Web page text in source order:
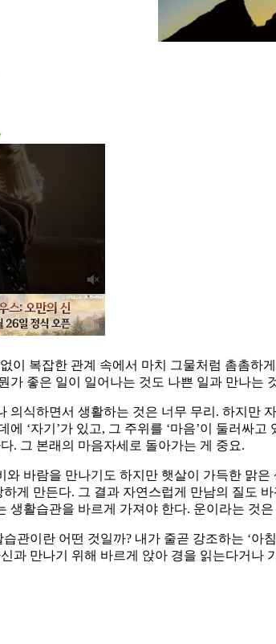
이 복잡한 관계 속에서 마치 그물처럼 촘촘
가 좋은 일이 일어나는 것도 나쁜 일과 만나
의식하면서 생활하는 것은 너무 무리. 하지만
에 ‘자기’가 있고, 그 주위를 ‘마음’이 둘러싸
. 그 본래의 마음자세로 돌아가는 게 중요.
와 바람을 만나기도 하지만 햇살이 가득한 맑
게 만든다. 그 결과 자연스럽게 만남의 질도
생활습관을 바르게 가져야 한다. 운이라는 것
관이란 어떤 것일까? 내가 줄곧 강조하는 ‘
과 만나기 위해 바르게 앉아 경을 읽는다거